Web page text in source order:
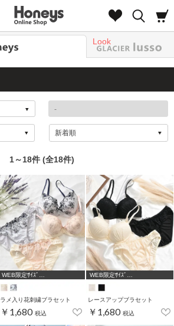
Look
1～18件 (全18件)
WEB限定ｻｲｽﾞ
ラメ入り花刺繍ブラセット
￥1,680 税込
WEB限定ｻｲｽﾞ
レースアップブラセット
￥1,680 税込